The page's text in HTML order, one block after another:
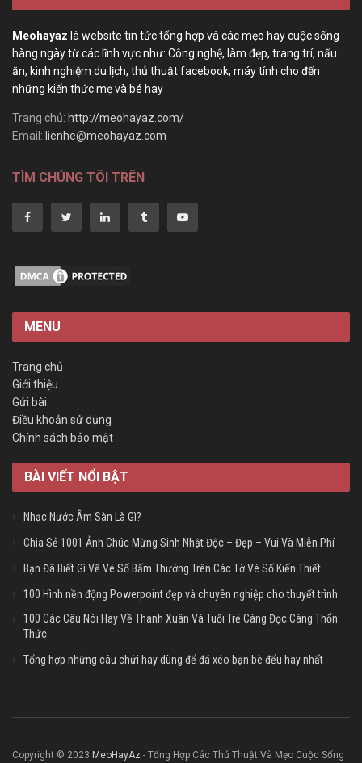
Meohayaz là website tin tức tổng hợp và các mẹo hay cuộc sống
hàng ngày từ các lĩnh vực như: Công nghệ, làm đẹp, trang trí, nấu
ăn, kinh nghiệm du lịch, thủ thuật facebook, máy tính cho đến
những kiến thức mẹ và bé hay
Trang chủ: http://meohayaz.com/
Email: lienhe@meohayaz.com
TÌM CHÚNG TÔI TRÊN
MENU
Trang chủ
Giới thiệu
Gửi bài
Điều khoản sử dụng
Chính sách bảo mật
BÀI VIẾT NỔI BẬT
Nhạc Nước Âm Sàn Là Gì?
Chia Sẻ 1001 Ảnh Chúc Mừng Sinh Nhật Độc – Đẹp – Vui Và Miễn Phí
Bạn Đã Biết Gì Về Vé Số Bấm Thưởng Trên Các Tờ Vé Số Kiến Thiết
100 Hình nền động Powerpoint đẹp và chuyên nghiệp cho thuyết trình
100 Các Câu Nói Hay Về Thanh Xuân Và Tuổi Trẻ Càng Đọc Càng Thổn
Thức
Tổng hợp những câu chửi hay dùng để đá xéo bạn bè đểu hay nhất
Copyright © 2023 MeoHayAz - Tổng Hợp Các Thủ Thuật Và Mẹo Cuộc Sống